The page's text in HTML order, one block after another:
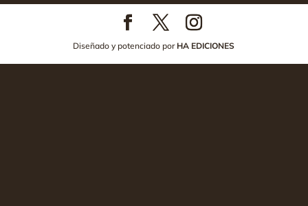
Diseñado y potenciado por HA EDICIONES